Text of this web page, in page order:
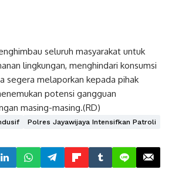
seluruh masyarakat untuk
lingkungan, menghindari konsumsi
segera melaporkan kepada pihak
potensi gangguan
masing-masing.(RD)
Polres Jayawijaya Intensifkan Patroli